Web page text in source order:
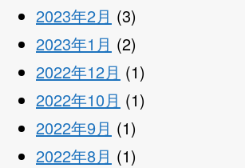
2023年2月 (3)
2023年1月 (2)
2022年12月 (1)
2022年10月 (1)
2022年9月 (1)
2022年8月 (1)